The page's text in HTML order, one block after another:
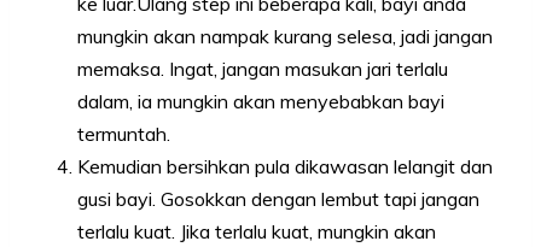
mungkin akan nampak kurang selesa, jadi jangan
memaksa. Ingat, jangan masukan jari terlalu
dalam, ia mungkin akan menyebabkan bayi
termuntah.
Kemudian bersihkan pula dikawasan lelangit dan
gusi bayi. Gosokkan dengan lembut tapi jangan
terlalu kuat. Jika terlalu kuat, mungkin akan